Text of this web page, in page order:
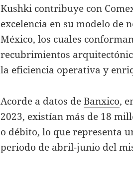
Kushki contribuye con
excelencia en su modelo de
México, los cuales
recubrimientos
la eficiencia operativa y
Acorde a datos deBanxico,
2023, existían más de 18
o débito, lo que representa
periodo de abril-junio del